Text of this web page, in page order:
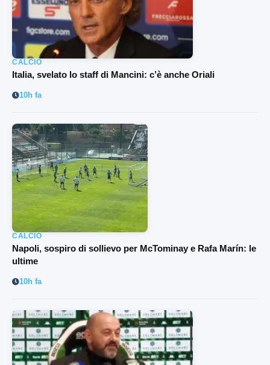
CALCIO
Italia, svelato lo staff di Mancini: c’è anche Oriali
10h fa
CALCIO
Napoli, sospiro di sollievo per McTominay e Rafa Marín: le
ultime
10h fa